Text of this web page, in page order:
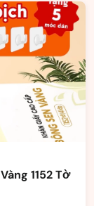
1152 Tờ